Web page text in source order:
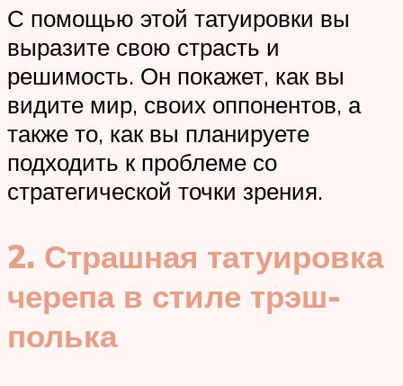
С помощью этой татуировки вы
выразите свою страсть и
решимость. Он покажет, как вы
видите мир, своих оппонентов, а
также то, как вы планируете
подходить к проблеме со
стратегической точки зрения.
2. Страшная татуировка
черепа в стиле трэш-
полька